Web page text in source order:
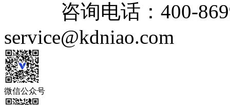
咨询电话： 400-
service@kdniao.com
微信公众号